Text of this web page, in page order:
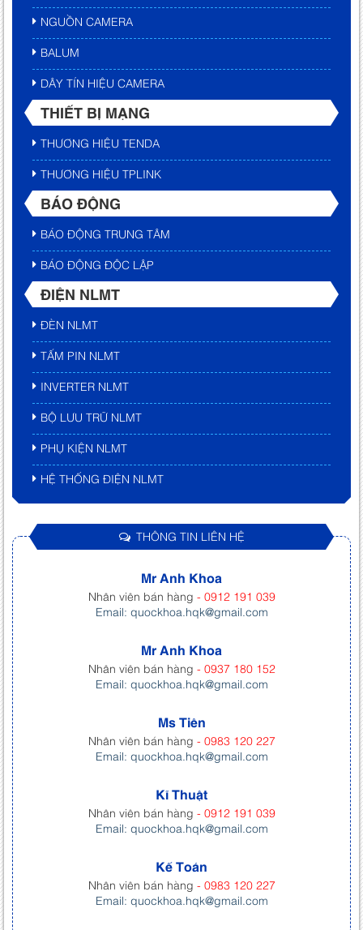
NGUỒN CAMERA
BALUM
DÂY TÍN HIỆU CAMERA
THIẾT BỊ MẠNG
THƯƠNG HIỆU TENDA
THƯƠNG HIỆU TPLINK
BÁO ĐỘNG
BÁO ĐỘNG TRUNG TÂM
BÁO ĐỘNG ĐỘC LẬP
ĐIỆN NLMT
ĐÈN NLMT
TẤM PIN NLMT
INVERTER NLMT
BỘ LƯU TRỮ NLMT
PHỤ KIỆN NLMT
HỆ THỐNG ĐIỆN NLMT
THÔNG TIN LIÊN HỆ
Mr Anh Khoa
Nhân viên bán hàng - 0912 191 039
Email: quockhoa.hqk@gmail.com
Mr Anh Khoa
Nhân viên bán hàng - 0937 180 152
Email: quockhoa.hqk@gmail.com
Ms Tiên
Nhân viên bán hàng - 0983 120 227
Email: quockhoa.hqk@gmail.com
Kĩ Thuật
Nhân viên bán hàng - 0912 191 039
Email: quockhoa.hqk@gmail.com
Kế Toán
Nhân viên bán hàng - 0983 120 227
Email: quockhoa.hqk@gmail.com